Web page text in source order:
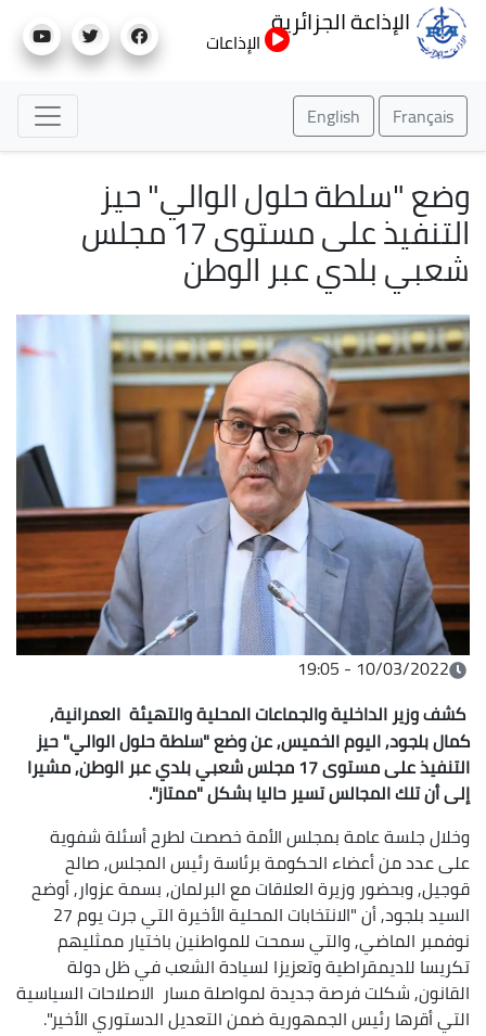
إلى
الإذاعة الجزائرية
الإذاعات
Français
English
وضع "سلطة حلول الوالي" حيز
التنفيذ على مستوى 17 مجلس
شعبي بلدي عبر الوطن
10/03/2022 - 19:05
كشف وزير الداخلية والجماعات المحلية والتهيئة العمرانية,
كمال بلجود, اليوم الخميس, عن وضع "سلطة حلول الوالي" حيز
التنفيذ على مستوى 17 مجلس شعبي بلدي عبر الوطن, مشيرا
إلى أن تلك المجالس تسير حاليا بشكل "ممتاز".
وخلال جلسة عامة بمجلس الأمة خصصت لطرح أسئلة شفوية
على عدد من أعضاء الحكومة برئاسة رئيس المجلس, صالح
قوجيل, وبحضور وزيرة العلاقات مع البرلمان, بسمة عزوار, أوضح
السيد بلجود, أن "الانتخابات المحلية الأخيرة التي جرت يوم 27
نوفمبر الماضي, والتي سمحت للمواطنين باختيار ممثليهم
تكريسا للديمقراطية وتعزيزا لسيادة الشعب في ظل دولة
القانون, شكلت فرصة جديدة لمواصلة مسار الاصلاحات السياسية
التي أقرها رئيس الجمهورية ضمن التعديل الدستوري الأخير".